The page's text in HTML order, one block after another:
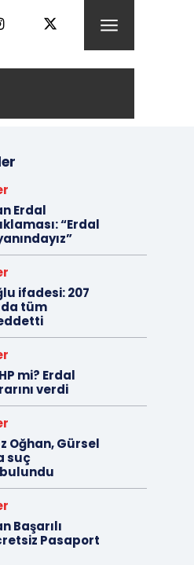
Erdal
“Erdal
ifadesi: 207
tüm
mi? Erdal
verdi
Oğhan, Gürsel
suç
Başarılı
Pasaport